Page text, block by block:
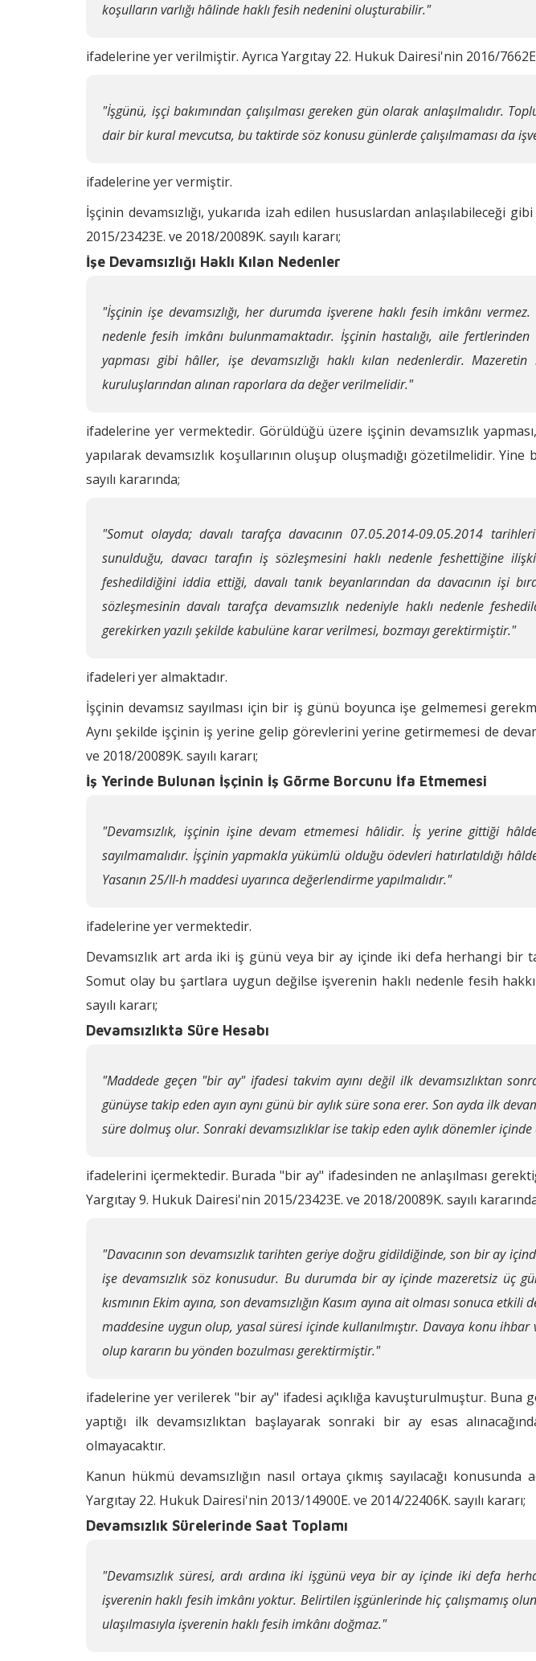
koşulların varlığı hâlinde haklı fesih nedenini oluşturabilir."
ifadelerine yer verilmiştir. Ayrıca Yargıtay 22. Hukuk Dairesi'nin 2016/7662E.
"İşgünü, işçi bakımından çalışılması gereken gün olarak anlaşılmalıdır.
dair bir kural mevcutsa, bu taktirde söz konusu günlerde çalışılmaması da
ifadelerine yer vermiştir.
İşçinin devamsızlığı, yukarıda izah edilen hususlardan anlaşılabileceği
2015/23423E. ve 2018/20089K. sayılı kararı;
İşe Devamsızlığı Haklı Kılan Nedenler
"İşçinin işe devamsızlığı, her durumda işverene haklı fesih imkânı
nedenle fesih imkânı bulunmamaktadır. İşçinin hastalığı, aile
yapması gibi hâller, işe devamsızlığı haklı kılan nedenlerdir.
kuruluşlarından alınan raporlara da değer verilmelidir."
ifadelerine yer vermektedir. Görüldüğü üzere işçinin devamsızlık
yapılarak devamsızlık koşullarının oluşup oluşmadığı gözetilmelidir.
sayılı kararında;
"Somut olayda; davalı tarafça davacının 07.05.2014-09.05.2014
sunulduğu, davacı tarafın iş sözleşmesini haklı nedenle feshettiğine
feshedildiğini iddia ettiği, davalı tanık beyanlarından da davacının işi
sözleşmesinin davalı tarafça devamsızlık nedeniyle haklı nedenle
gerekirken yazılı şekilde kabulüne karar verilmesi, bozmayı gerektirmiştir."
ifadeleri yer almaktadır.
İşçinin devamsız sayılması için bir iş günü boyunca işe gelmemesi
Aynı şekilde işçinin iş yerine gelip görevlerini yerine getirmemesi de
ve 2018/20089K. sayılı kararı;
İş Yerinde Bulunan İşçinin İş Görme Borcunu İfa Etmemesi
"Devamsızlık, işçinin işine devam etmemesi hâlidir. İş yerine gittiği
sayılmamalıdır. İşçinin yapmakla yükümlü olduğu ödevleri hatırlatıldığı
Yasanın 25/II-h maddesi uyarınca değerlendirme yapılmalıdır."
ifadelerine yer vermektedir.
Devamsızlık art arda iki iş günü veya bir ay içinde iki defa herhangi bir
Somut olay bu şartlara uygun değilse işverenin haklı nedenle fesih
sayılı kararı;
Devamsızlıkta Süre Hesabı
"Maddede geçen "bir ay" ifadesi takvim ayını değil ilk devamsızlıktan
günüyse takip eden ayın aynı günü bir aylık süre sona erer. Son ayda ilk
süre dolmuş olur. Sonraki devamsızlıklar ise takip eden aylık dönemler
ifadelerini içermektedir. Burada "bir ay" ifadesinden ne anlaşılması
Yargıtay 9. Hukuk Dairesi'nin 2015/23423E. ve 2018/20089K. sayılı
"Davacının son devamsızlık tarihten geriye doğru gidildiğinde, son bir ay
işe devamsızlık söz konusudur. Bu durumda bir ay içinde mazeretsiz üç
kısmının Ekim ayına, son devamsızlığın Kasım ayına ait olması sonuca
maddesine uygun olup, yasal süresi içinde kullanılmıştır. Davaya konu
olup kararın bu yönden bozulması gerektirmiştir."
ifadelerine yer verilerek "bir ay" ifadesi açıklığa kavuşturulmuştur. Buna
yaptığı ilk devamsızlıktan başlayarak sonraki bir ay esas
olmayacaktır.
Kanun hükmü devamsızlığın nasıl ortaya çıkmış sayılacağı konusunda
Yargıtay 22. Hukuk Dairesi'nin 2013/14900E. ve 2014/22406K. sayılı kararı;
Devamsızlık Sürelerinde Saat Toplamı
"Devamsızlık süresi, ardı ardına iki işgünü veya bir ay içinde iki defa
işverenin haklı fesih imkânı yoktur. Belirtilen işgünlerinde hiç çalışmamış
ulaşılmasıyla işverenin haklı fesih imkânı doğmaz."